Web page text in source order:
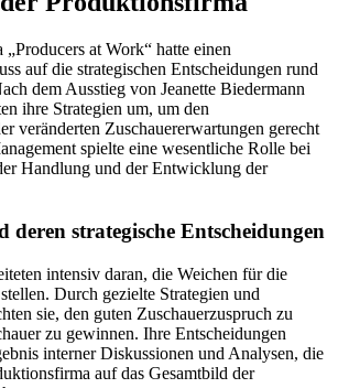
at Work“ hatte einen
auf die strategischen Entscheidungen rund
dem Ausstieg von Jeanette Biedermann
ihre Strategien um, um den
veränderten Zuschauererwartungen gerecht
spielte eine wesentliche Rolle bei
Handlung und der Entwicklung der
deren strategische Entscheidungen
intensiv daran, die Weichen für die
Durch gezielte Strategien und
sie, den guten Zuschauerzuspruch zu
zu gewinnen. Ihre Entscheidungen
interner Diskussionen und Analysen, die
auf das Gesamtbild der